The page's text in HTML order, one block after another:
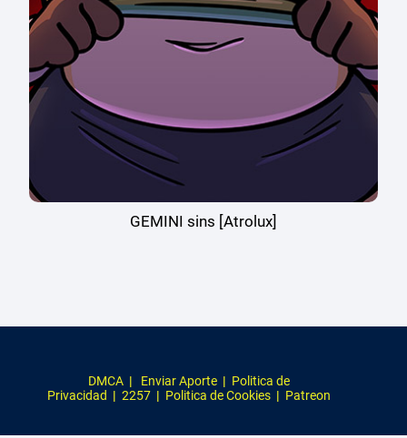
GEMINI sins [Atrolux]
DMCA | Enviar Aporte | Politica de
Privacidad | 2257 | Politica de Cookies | Patreon